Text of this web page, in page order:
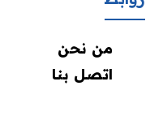
من نحن
اتصل بنا